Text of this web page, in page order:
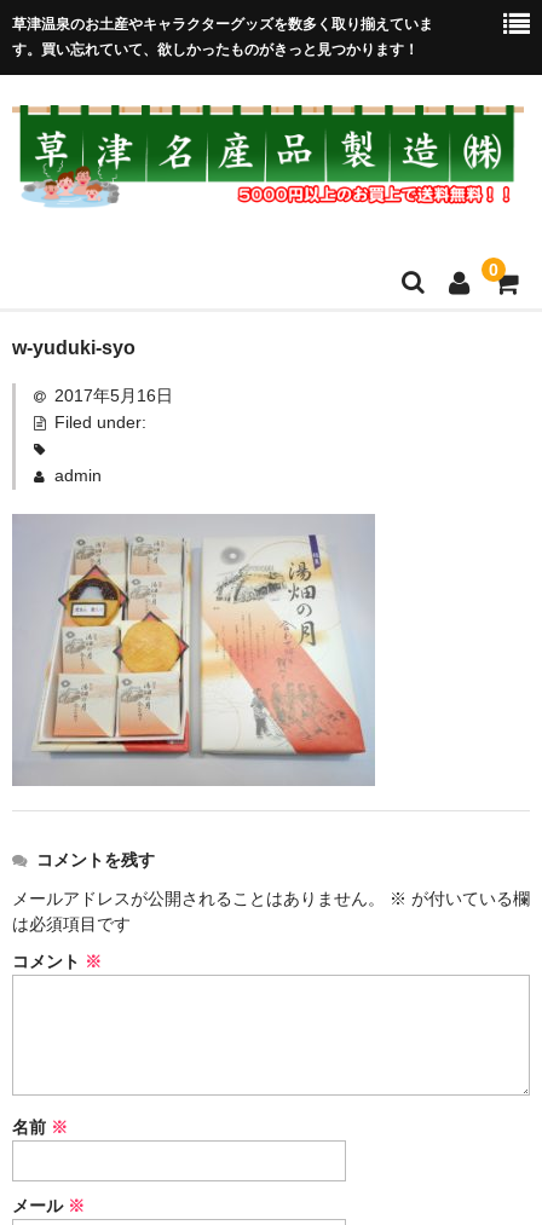
草津温泉のお土産やキャラクターグッズを数多く取り揃えていま
す。買い忘れていて、欲しかったものがきっと見つかります！
0
HOME
在庫処分セール
全取扱商品
お勧め商品
新商品
MONDE SELECTION
ご当地シリーズ
草津産熊笹
キャラクター
ゆもみちゃん
スイーツ
文具
w-yuduki-syo
2017年5月16日
Filed under:
admin
コメントを残す
メールアドレスが公開されることはありません。
※ が付いている欄
は必須項目です
コメント ※
名前 ※
メール ※